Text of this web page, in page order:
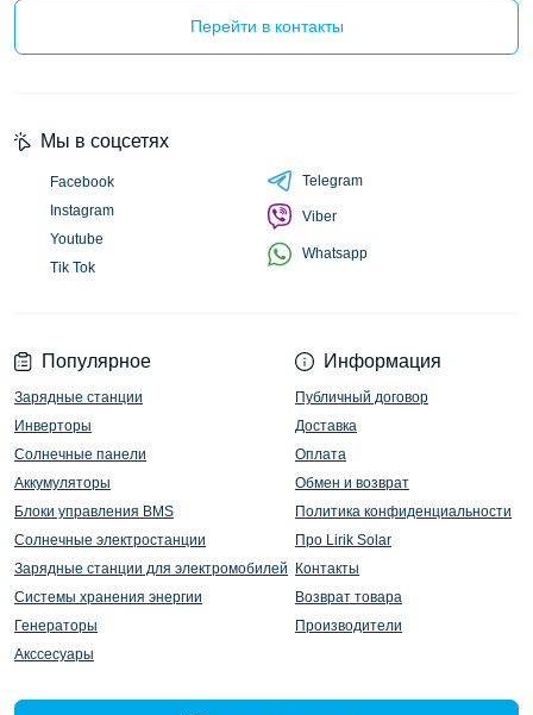
Перейти в контакты
Популярное
Зарядные станции
Инверторы
Солнечные панели
Аккумуляторы
Блоки управления BMS
Солнечные электростанции
Зарядные станции для электромобилей
Системы хранения энергии
Генераторы
Акссесуары
Информация
Публичный договор
Доставка
Оплата
Обмен и возврат
Политика конфиденциальности
Про Lirik Solar
Контакты
Возврат товара
Производители
Мы в соцсетях
Facebook
Instagram
Youtube
Tik Tok
Telegram
Viber
Whatsapp